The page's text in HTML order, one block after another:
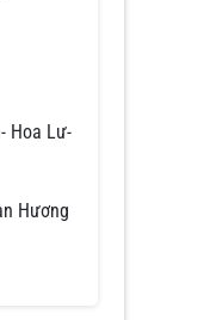
Hoa Lư-
Hương